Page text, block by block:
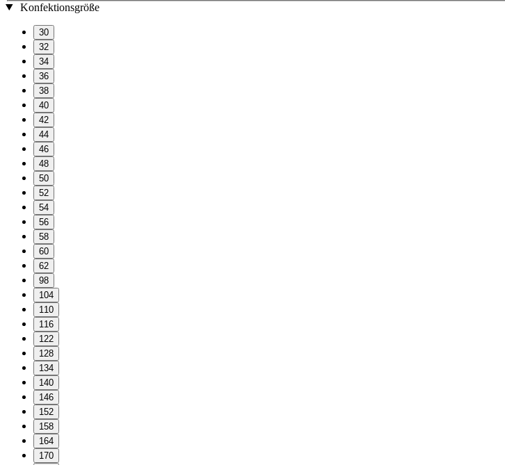
Konfektionsgröße
30
32
34
36
38
40
42
44
46
48
50
52
54
56
58
60
62
98
104
110
116
122
128
134
140
146
152
158
164
170